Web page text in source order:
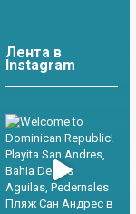
Лента в
Instagram